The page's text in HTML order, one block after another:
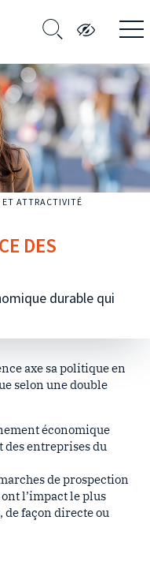
ATTRACTIVITÉ
DES
durable qui
axe sa politique en
selon une double
économique
des entreprises du
de prospection
l’impact le plus
de façon directe ou